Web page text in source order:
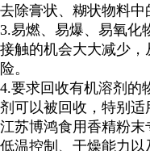
去除膏状、糊状物料中
3.易燃、易爆、易氧化
接触的机会大大减少
险。
4.要求回收有机溶剂的
剂可以被回收，特别适
江苏博鸿食用香精粉末
低温控制、干燥能力